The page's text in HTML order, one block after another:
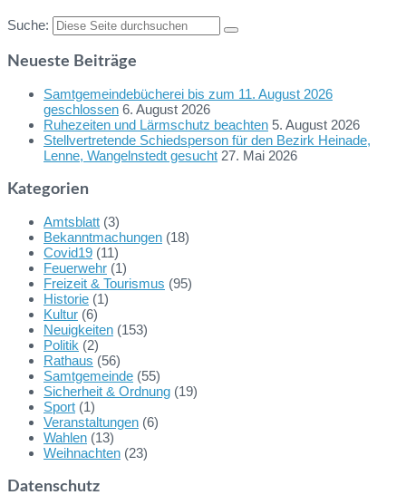
Suche:
Neueste Beiträge
Samtgemeindebücherei bis zum 11. August 2026
geschlossen 6. August 2026
Ruhezeiten und Lärmschutz beachten 5. August 2026
Stellvertretende Schiedsperson für den Bezirk Heinade,
Lenne, Wangelnstedt gesucht 27. Mai 2026
Kategorien
Amtsblatt (3)
Bekanntmachungen (18)
Covid19 (11)
Feuerwehr (1)
Freizeit & Tourismus (95)
Historie (1)
Kultur (6)
Neuigkeiten (153)
Politik (2)
Rathaus (56)
Samtgemeinde (55)
Sicherheit & Ordnung (19)
Sport (1)
Veranstaltungen (6)
Wahlen (13)
Weihnachten (23)
Datenschutz